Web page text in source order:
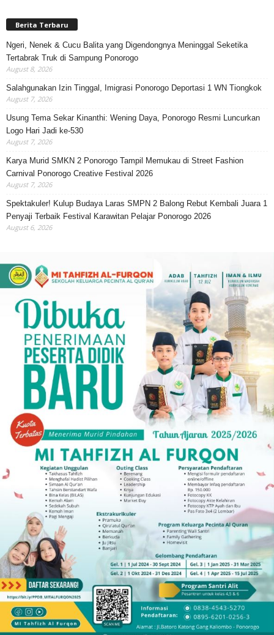
Berita Terbaru
Ngeri, Nenek & Cucu Balita yang Digendongnya Meninggal Seketika
Tertabrak Truk di Sampung Ponorogo
August 8, 2026
Salahgunakan Izin Tinggal, Imigrasi Ponorogo Deportasi 1 WN Tiongkok
August 7, 2026
Usung Tema Sekar Kinanthi: Wening Daya, Ponorogo Resmi Luncurkan
Logo Hari Jadi ke-530
August 7, 2026
Karya Murid SMKN 2 Ponorogo Tampil Memukau di Street Fashion
Carnival Ponorogo Creative Festival 2026
August 7, 2026
Spektakuler! Kulup Budaya Laras SMPN 2 Balong Rebut Kembali Juara 1
Penyaji Terbaik Festival Karawitan Pelajar Ponorogo 2026
August 6, 2026